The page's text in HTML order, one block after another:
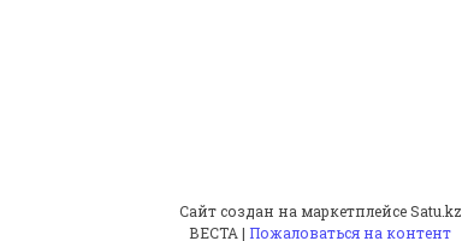
Сайт создан на маркетплейсеSatu.kz
ВЕСТА | Пожаловаться на контент